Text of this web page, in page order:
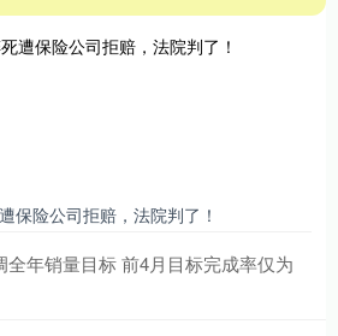
保险公司拒赔，法院判了！
年销量目标 前4月目标完成率仅为